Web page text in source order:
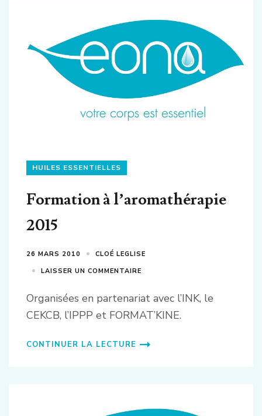
HUILES ESSENTIELLES
Formation à l’aromathérapie
2015
26 MARS 2010
CLOÉ LEGLISE
LAISSER UN COMMENTAIRE
Organisées en partenariat avec l’INK, le
CEKCB, l’IPPP et FORMAT’KINE.
CONTINUER LA LECTURE